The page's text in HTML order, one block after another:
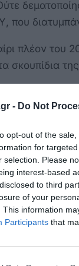
- Do Not
opt-out of the
for
selection. Please
interest-based
to third
of your
This information
Participants that
που
πλέον του
σκουπίδια
λέει, γιατί
αυτά που
λέει, γιατί
του
λειτουργικό